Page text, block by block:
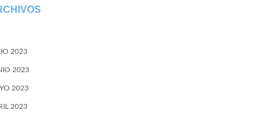
2023
2023
2023
2023